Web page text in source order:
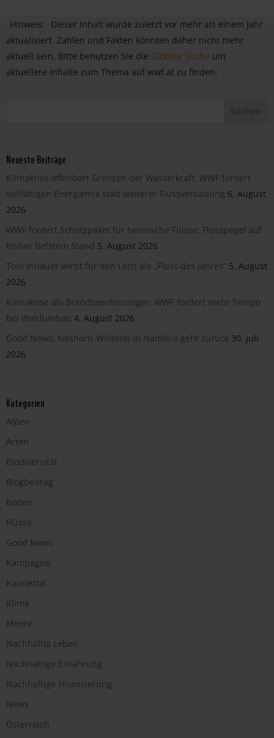
Hinweis:
Dieser Inhalt wurde zuletzt vor mehr als einem Jahr
aktualisiert. Zahlen und Fakten könnten daher nicht mehr
aktuell sein. Bitte benutzen Sie die Globale Suche um
aktuellere Inhalte zum Thema auf wwf.at zu finden.
Neueste Beiträge
Klimakrise offenbart Grenzen der Wasserkraft: WWF fordert
vielfältigen Energiemix statt weiterer Flussverbauung 6. August
2026
WWF fordert Schutzpaket für heimische Flüsse: Flusspegel auf
bisher tiefstem Stand 5. August 2026
Toni Innauer wirbt für den Lech als „Fluss des Jahres“ 5. August
2026
Klimakrise als Brandbeschleuniger: WWF fordert mehr Tempo
bei Waldumbau 4. August 2026
Good News: Nashorn-Wilderei in Namibia geht zurück 30. Juli
2026
Kategorien
Alpen
Arten
Biodiversität
Blogbeitrag
Boden
Flüsse
Good News
Kampagne
Kaunertal
Klima
Meere
Nachhaltig Leben
Nachhaltige Ernährung
Nachhaltige Finanzierung
News
Österreich